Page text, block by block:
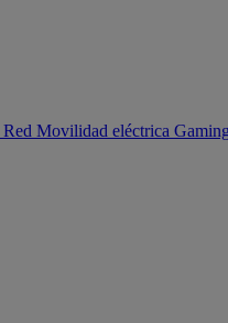
Red Movilidad eléctrica